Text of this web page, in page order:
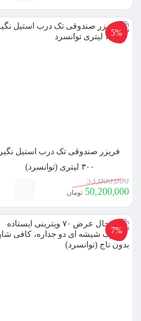
5%
فریزر صندوقی تک درب استیل نگیر
۳۰۰ لیتری (توانسرد)
53,000,000
50,200,000 تومان
7%